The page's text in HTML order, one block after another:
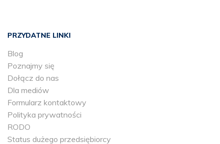
PRZYDATNE LINKI
Blog
Poznajmy się
Dołącz do nas
Dla mediów
Formularz kontaktowy
Polityka prywatności
RODO
Status dużego przedsiębiorcy